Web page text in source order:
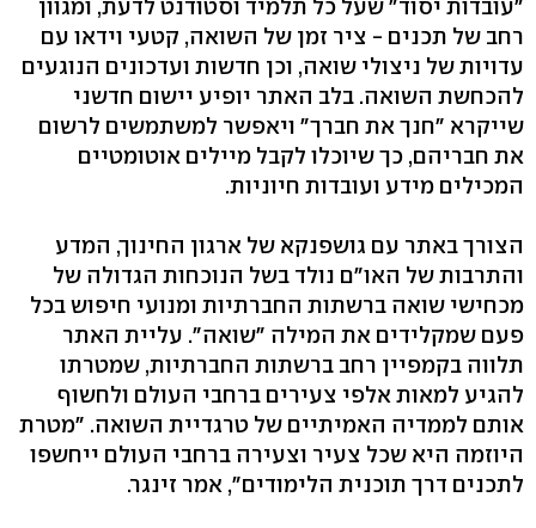
"עובדות יסוד" שעל כל תלמיד וסטודנט לדעת, ומגוון
רחב של תכנים - ציר זמן של השואה, קטעי וידאו עם
עדויות של ניצולי שואה, וכן חדשות ועדכונים הנוגעים
להכחשת השואה. בלב האתר יופיע יישום חדשני
שייקרא "חנך את חברך" ויאפשר למשתמשים לרשום
את חבריהם, כך שיוכלו לקבל מיילים אוטומטיים
המכילים מידע ועובדות חיוניות.
הצורך באתר עם גושפנקא של ארגון החינוך, המדע
והתרבות של האו"ם נולד בשל הנוכחות הגדולה של
מכחישי שואה ברשתות החברתיות ומנועי חיפוש בכל
פעם שמקלידים את המילה "שואה". עליית האתר
תלווה בקמפיין רחב ברשתות החברתיות, שמטרתו
להגיע למאות אלפי צעירים ברחבי העולם ולחשוף
אותם לממדיה האמיתיים של טרגדיית השואה. "מטרת
היוזמה היא שכל צעיר וצעירה ברחבי העולם ייחשפו
לתכנים דרך תוכנית הלימודים", אמר זינגר.